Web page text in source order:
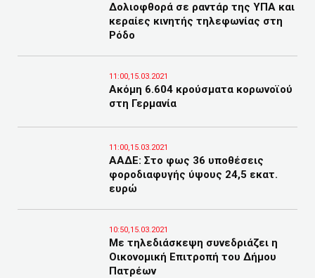
Δολιοφθορά σε ραντάρ της ΥΠΑ και
κεραίες κινητής τηλεφωνίας στη
Ρόδο
11:00,15.03.2021
Ακόμη 6.604 κρούσματα κορωνοϊού
στη Γερμανία
11:00,15.03.2021
ΑΑΔΕ: Στο φως 36 υποθέσεις
φοροδιαφυγής ύψους 24,5 εκατ.
ευρώ
10:50,15.03.2021
Με τηλεδιάσκεψη συνεδριάζει η
Οικονομική Επιτροπή του Δήμου
Πατρέων